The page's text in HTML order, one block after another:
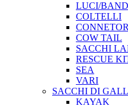
LUCI/
COLTELLI
COW TAIL
SACCHI
RESCUE
SEA
VARI
SACCHI DI
KAYAK